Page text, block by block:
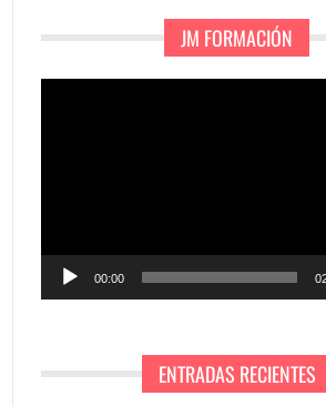
JM FORMACIÓN
00:00
ENTRADAS RECIENTES